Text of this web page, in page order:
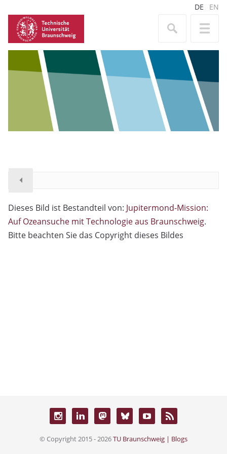
DE EN
Dieses Bild ist Bestandteil von: Jupitermond-Mission:
Auf Ozeansuche mit Technologie aus Braunschweig.
Bitte beachten Sie das Copyright dieses Bildes
© Copyright 2015 - 2026TU Braunschweig | Blogs